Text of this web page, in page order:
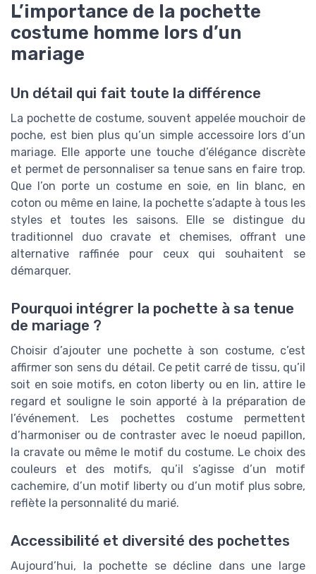
L’importance de la pochette
costume homme lors d’un
mariage
Un détail qui fait toute la différence
La pochette de costume, souvent appelée mouchoir de
poche, est bien plus qu’un simple accessoire lors d’un
mariage. Elle apporte une touche d’élégance discrète
et permet de personnaliser sa tenue sans en faire trop.
Que l’on porte un costume en soie, en lin blanc, en
coton ou même en laine, la pochette s’adapte à tous les
styles et toutes les saisons. Elle se distingue du
traditionnel duo cravate et chemises, offrant une
alternative raffinée pour ceux qui souhaitent se
démarquer.
Pourquoi intégrer la pochette à sa tenue
de mariage ?
Choisir d’ajouter une pochette à son costume, c’est
affirmer son sens du détail. Ce petit carré de tissu, qu’il
soit en soie motifs, en coton liberty ou en lin, attire le
regard et souligne le soin apporté à la préparation de
l’événement. Les pochettes costume permettent
d’harmoniser ou de contraster avec le noeud papillon,
la cravate ou même le motif du costume. Le choix des
couleurs et des motifs, qu’il s’agisse d’un motif
cachemire, d’un motif liberty ou d’un motif plus sobre,
reflète la personnalité du marié.
Accessibilité et diversité des pochettes
Aujourd’hui, la pochette se décline dans une large